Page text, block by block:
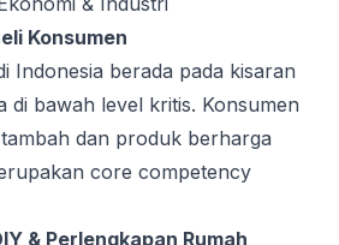
Konsumen
Indonesia berada pada kisaran
di bawah level kritis. Konsumen
dan produk berharga
core competency
& Perlengkapan Rumah